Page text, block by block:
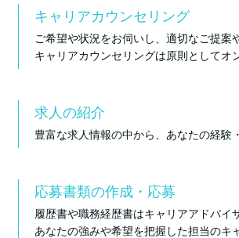
キャリアカウンセリング
ご希望や状況をお伺いし、適切なご提案
キャリアカウンセリングは原則としてオ
求人の紹介
豊富な求人情報の中から、あなたの経
応募書類の作成・応募
履歴書や職務経歴書はキャリアアドバイ
あなたの強みや希望を把握した担当の